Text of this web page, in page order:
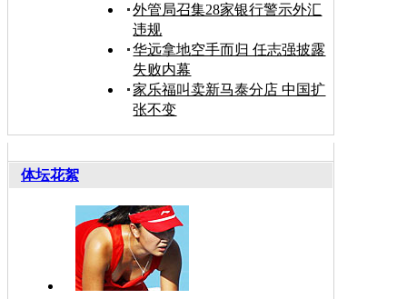
外管局召集28家银行警示外汇
违规
华远拿地空手而归 任志强披露
失败内幕
家乐福叫卖新马泰分店 中国扩
张不变
体坛花絮